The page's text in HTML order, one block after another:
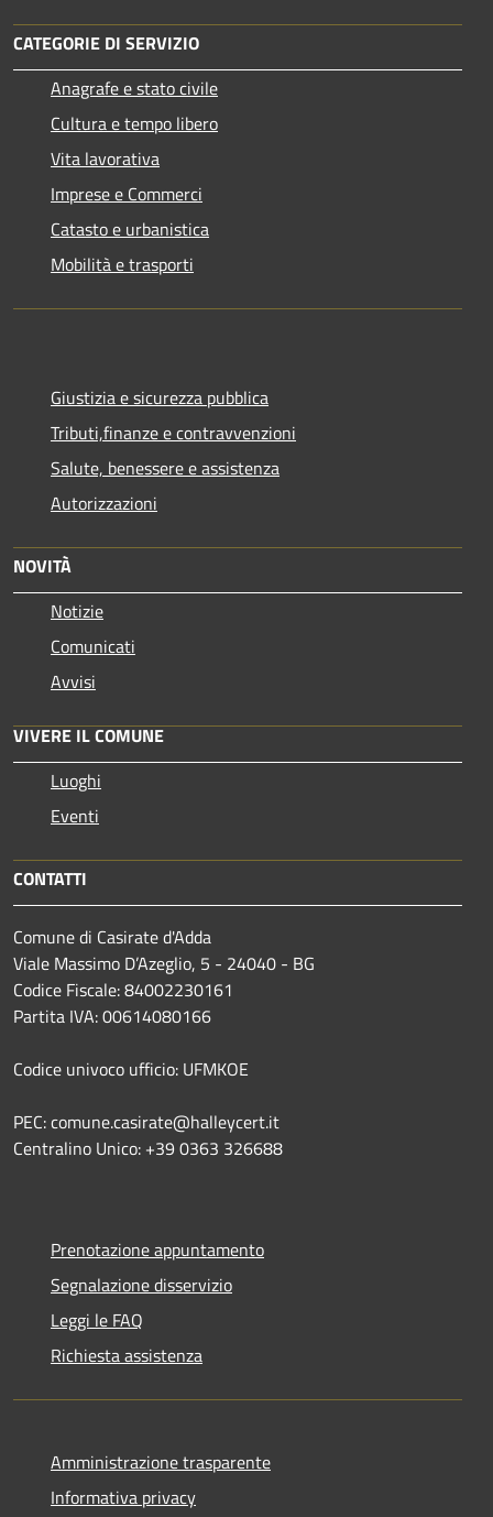
CATEGORIE DI SERVIZIO
Anagrafe e stato civile
Cultura e tempo libero
Vita lavorativa
Imprese e Commerci
Catasto e urbanistica
Mobilità e trasporti
Giustizia e sicurezza pubblica
Tributi,finanze e contravvenzioni
Salute, benessere e assistenza
Autorizzazioni
NOVITÀ
Notizie
Comunicati
Avvisi
VIVERE IL COMUNE
Luoghi
Eventi
CONTATTI
Comune di Casirate d'Adda
Viale Massimo D’Azeglio, 5 - 24040 - BG
Codice Fiscale: 84002230161
Partita IVA: 00614080166
Codice univoco ufficio: UFMKOE
PEC: comune.casirate@halleycert.it
Centralino Unico: +39 0363 326688
Prenotazione appuntamento
Segnalazione disservizio
Leggi le FAQ
Richiesta assistenza
Amministrazione trasparente
Informativa privacy